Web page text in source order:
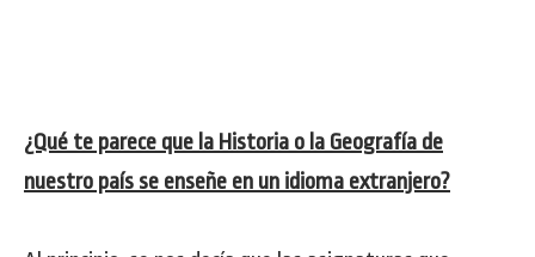
¿Qué te parece que la Historia o la Geografía de
nuestro país se enseñe en un idioma extranjero?